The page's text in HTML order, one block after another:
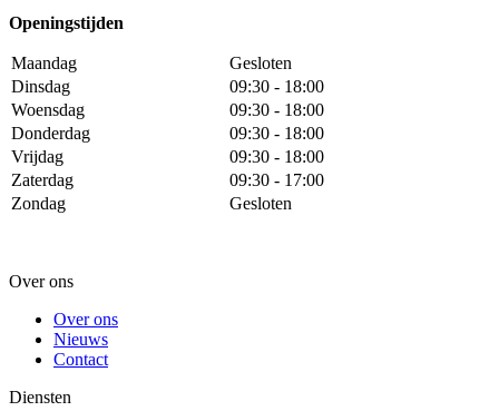
Openingstijden
Maandag
Gesloten
Dinsdag
09:30 - 18:00
Woensdag
09:30 - 18:00
Donderdag
09:30 - 18:00
Vrijdag
09:30 - 18:00
Zaterdag
09:30 - 17:00
Zondag
Gesloten
Over ons
Over ons
Nieuws
Contact
Diensten